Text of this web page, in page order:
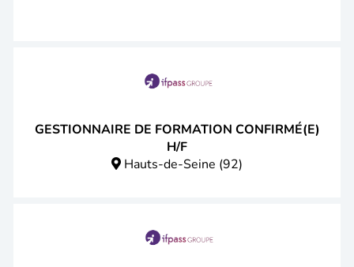
GESTIONNAIRE DE FORMATION CONFIRMÉ(E)
H/F
Hauts-de-Seine (92)